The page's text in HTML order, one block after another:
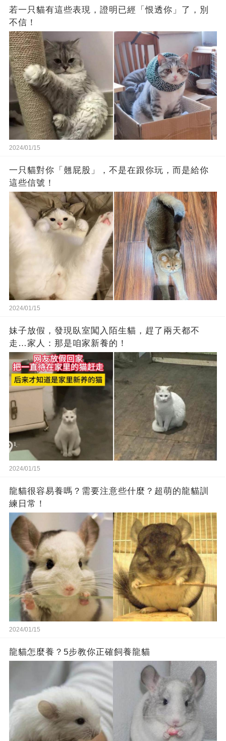
若一只貓有這些表現，證明已經「恨透你」了，別
不信！
2024/01/15
一只貓對你「翹屁股」，不是在跟你玩，而是給你
這些信號！
2024/01/15
妹子放假，發現臥室闖入陌生貓，趕了兩天都不
走…家人：那是咱家新養的！
2024/01/15
龍貓很容易養嗎？需要注意些什麼？超萌的龍貓訓
練日常！
2024/01/15
龍貓怎麼養？5步教你正確飼養龍貓